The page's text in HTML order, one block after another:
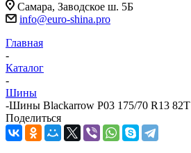
Самара, Заводское ш. 5Б
info@euro-shina.pro
Главная
-
Каталог
-
Шины
-Шины Blackarrow P03 175/70 R13 82T
Поделиться